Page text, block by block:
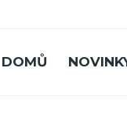
DOMŮ